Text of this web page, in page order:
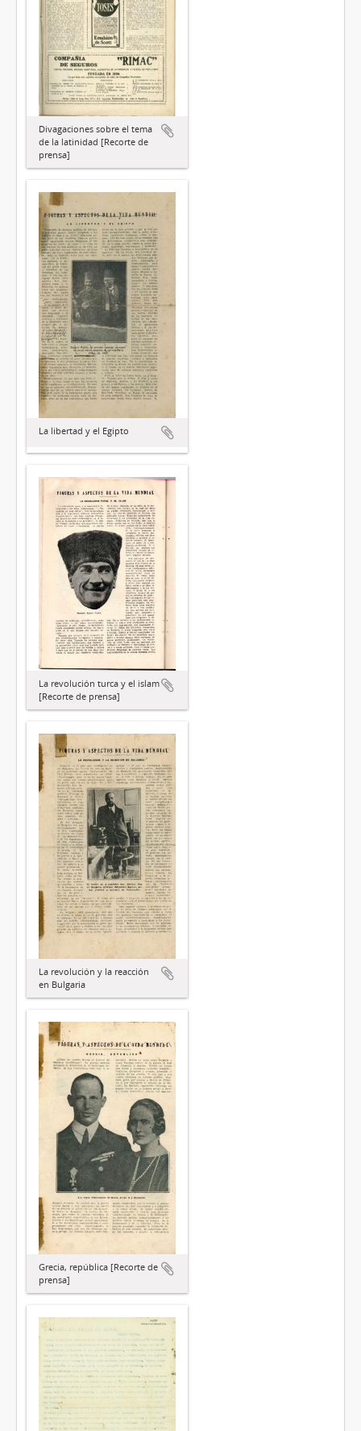
Divagaciones sobre el tema
de la latinidad [Recorte de
prensa]
La libertad y el Egipto
La revolución turca y el islam
[Recorte de prensa]
La revolución y la reacción
en Bulgaria
Grecia, república [Recorte de
prensa]